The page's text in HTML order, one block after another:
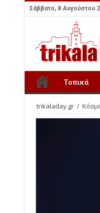
Σάββατο, 8 Αυγούστου
Τοπικά
trikaladay.gr /